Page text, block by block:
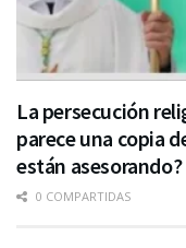
La persecución
parece una copia
están asesorando?
0 COMPARTIDAS